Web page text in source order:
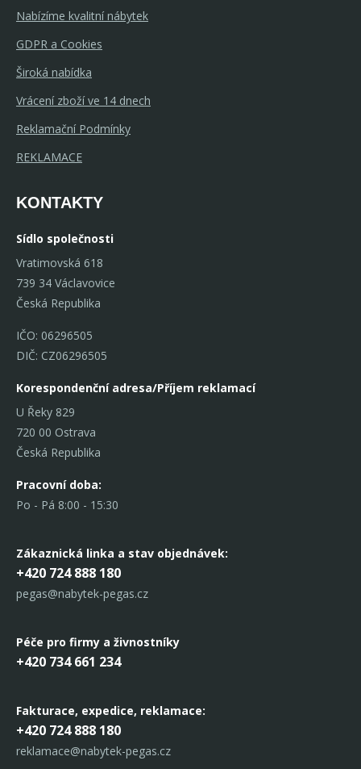
Nabízíme kvalitní nábytek
GDPR a Cookies
Široká nabídka
Vrácení zboží ve 14 dnech
Reklamační Podmínky
REKLAMACE
KONTAKTY
Sídlo společnosti
Vratimovská 618
739 34 Václavovice
Česká Republika
IČO: 06296505
DIČ: CZ06296505
Korespondenční adresa/Příjem reklamací
U Řeky 829
720 00 Ostrava
Česká Republika
Pracovní doba:
Po - Pá 8:00 - 15:30
Zákaznická linka a stav objednávek:
+420 724 888 180
pegas@nabytek-pegas.cz
Péče pro firmy a živnostníky
+420 734 661 234
Fakturace, expedice, reklamace:
+420 724 888 180
reklamace@nabytek-pegas.cz